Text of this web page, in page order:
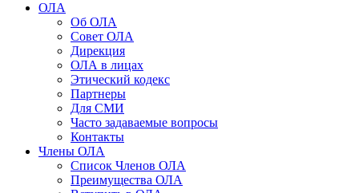
ОЛА
Об ОЛА
Совет ОЛА
Дирекция
ОЛА в лицах
Этический кодекс
Партнеры
Для СМИ
Часто задаваемые вопросы
Контакты
Члены ОЛА
Список Членов ОЛА
Преимущества ОЛА